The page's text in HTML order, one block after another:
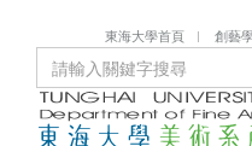
東海大學首頁 創藝